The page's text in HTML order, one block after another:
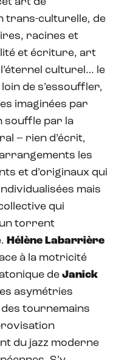
trans-culturelle, de
racines et
et écriture, art
culturel… le
de s’essouffler,
imaginées par
souffle par la
– rien d’écrit,
les
et d’originaux qui
mais
qui
un torrent
Hélène Labarrière
à la motricité
de Janick
asymétries
tournemains
du jazz moderne